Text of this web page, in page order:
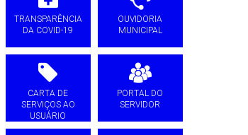
TRANSPARÊNCIA
DA COVID-19
OUVIDORIA
MUNICIPAL
CARTA DE
SERVIÇOS AO
USUÁRIO
PORTAL DO
SERVIDOR